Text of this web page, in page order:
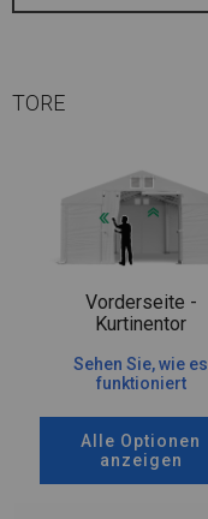
TORE
Vorderseite -
Kurtinentor
Sehen Sie, wie es
funktioniert
Alle Optionen
anzeigen